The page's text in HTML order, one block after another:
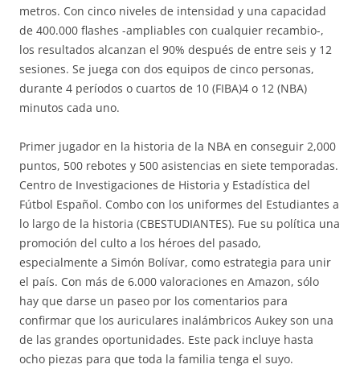
metros. Con cinco niveles de intensidad y una capacidad
de 400.000 flashes -ampliables con cualquier recambio-,
los resultados alcanzan el 90% después de entre seis y 12
sesiones. Se juega con dos equipos de cinco personas,
durante 4 períodos o cuartos de 10 (FIBA)4 o 12 (NBA)
minutos cada uno.
Primer jugador en la historia de la NBA en conseguir 2,000
puntos, 500 rebotes y 500 asistencias en siete temporadas.
Centro de Investigaciones de Historia y Estadística del
Fútbol Español. Combo con los uniformes del Estudiantes a
lo largo de la historia (CBESTUDIANTES). Fue su política una
promoción del culto a los héroes del pasado,
especialmente a Simón Bolívar, como estrategia para unir
el país. Con más de 6.000 valoraciones en Amazon, sólo
hay que darse un paseo por los comentarios para
confirmar que los auriculares inalámbricos Aukey son una
de las grandes oportunidades. Este pack incluye hasta
ocho piezas para que toda la familia tenga el suyo.